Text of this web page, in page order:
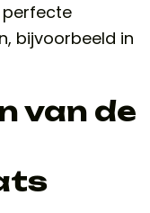
perfecte
bijvoorbeeld in
van de